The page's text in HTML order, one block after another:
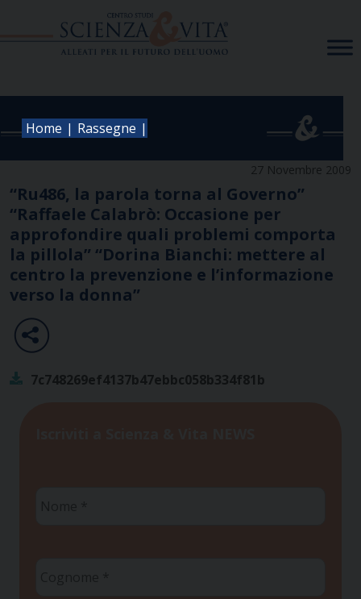
Home | Rassegne |
27 Novembre 2009
“Ru486, la parola torna al Governo”
“Raffaele Calabrò: Occasione per
approfondire quali problemi comporta
la pillola” “Dorina Bianchi: mettere al
centro la prevenzione e l’informazione
verso la donna”
7c748269ef4137b47ebbc058b334f81b